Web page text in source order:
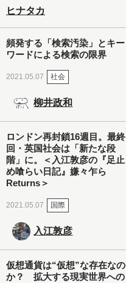
ヒナタカ
頻発する「検索汚染」とキー
ワードによる検索の限界
2021.05.07 社会
柳井政和
ロンドン再封鎖16週目。最終
回・英国社会は「新たな段
階」に。＜入江敦彦の『足止
め喰らい日記』嫌々乍ら
Returns＞
2021.05.07 国際
入江敦彦
仮想通貨は“仮想”な存在なの
か？ 拡大する現実世界への